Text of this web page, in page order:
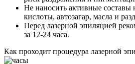
Не наносить активные составы
кислоты, автозагар, масла и
Перед лазерной эпиляцией
за 12-24 часа.
Как проходит процедура лазерной